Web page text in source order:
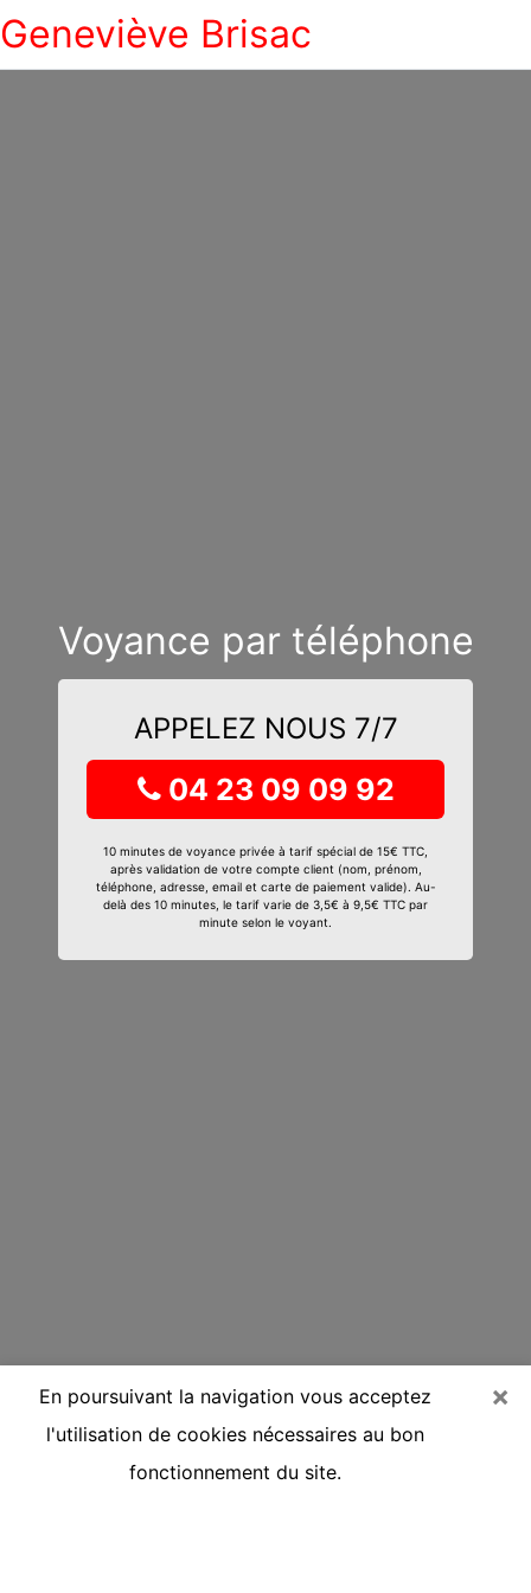
Geneviève Brisac
Voyance par téléphone
APPELEZ NOUS 7/7
04 23 09 09 92
10 minutes de voyance privée à tarif spécial de 15€ TTC,
après validation de votre compte client (nom, prénom,
téléphone, adresse, email et carte de paiement valide). Au-
delà des 10 minutes, le tarif varie de 3,5€ à 9,5€ TTC par
minute selon le voyant.
×
En poursuivant la navigation vous acceptez
l'utilisation de cookies nécessaires au bon
fonctionnement du site.